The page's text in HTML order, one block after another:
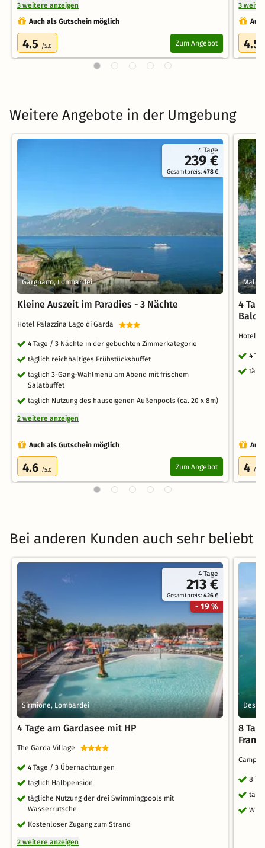
3 weitere anzeigen
Auch als Gutschein möglich
4.5 /5.0 Zum Angebot
3
4.5
Weitere Angebote in der Umgebung
4 Tage
239 €
Gesamtpreis:478 €
Gargnano, Lombardei
Kleine Auszeit im Paradies - 3 Nächte
Hotel Palazzina Lago di Garda
4 Tage / 3 Nächte in der gebuchten Zimmerkategorie
täglich reichhaltiges Frühstücksbuffet
täglich 3-Gang-Wahlmenü am Abend mit frischem
Salatbuffet
täglich Nutzung des hauseigenen Außenpools (ca. 20 x 8m)
2 weitere anzeigen
Auch als Gutschein möglich
4.6 /5.0 Zum Angebot
4
Hotel
4
4 /5.0
Bei anderen Kunden auch sehr beliebt
4 Tage
213 €
Gesamtpreis:426 €
- 19 %
Sirmione, Lombardei
4 Tage am Gardasee mit HP
The Garda Village
4 Tage / 3 Übernachtungen
täglich Halbpension
tägliche Nutzung der drei Swimmingpools mit
Wasserrutsche
Kostenloser Zugang zum Strand
2 weitere anzeigen
8
8